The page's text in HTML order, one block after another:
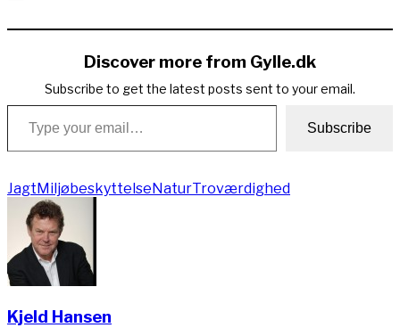
Link
Discover more from Gylle.dk
Subscribe to get the latest posts sent to your email.
Type your email…
Subscribe
JagtMiljøbeskyttelseNaturTroværdighed
Kjeld Hansen